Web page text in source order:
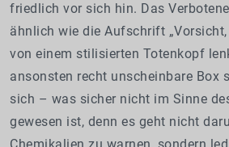
friedlich vor sich hin. Das
ähnlich wie die Aufschrift
von einem stilisierten Totenkopf
ansonsten recht unscheinbare Box
sich – was sicher nicht im Sinne
gewesen ist, denn es geht nicht